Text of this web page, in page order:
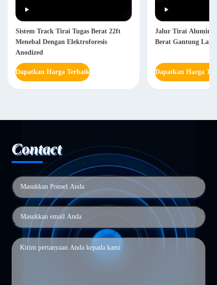
Sistem Track Tirai Tugas Berat 22ft
Menebal Dengan Elektroforesis
Anodized
Dapatkan Harga Terbaik
Jalur Tirai
Berat Gantung
Dapatkan Harga
Contact